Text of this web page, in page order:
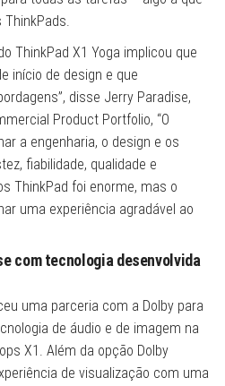
ThinkPad X1 Yoga implicou que
início de design e que
disse Jerry Paradise,
Product Portfolio, “O
a engenharia, o design e os
fiabilidade, qualidade e
ThinkPad foi enorme, mas o
uma experiência agradável ao
com tecnologia desenvolvida
uma parceria com a Dolby para
de áudio e de imagem na
X1. Além da opção Dolby
de visualização com uma